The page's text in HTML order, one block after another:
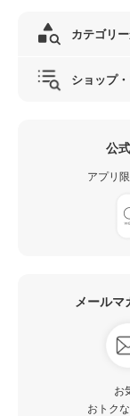
カテゴリ
ショップ
公
アプリ
メールマ
お
おトク